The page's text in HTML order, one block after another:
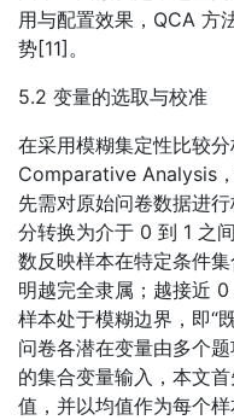
用与配置效果，QCA 方
势[11]。
5.2 变量的选取与校准
在采用模糊集定性比较
Comparative Analysis
先需对原始问卷数据进
分转换为介于 0 到 1 之
数反映样本在特定条件
明越完全隶属；越接近
样本处于模糊边界，即“
问卷各潜在变量由多个
的集合变量输入，本文
值，并以均值作为每个